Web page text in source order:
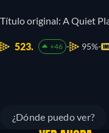
Título original: A Quiet
523. +46 95%
¿Dónde puedo ver?